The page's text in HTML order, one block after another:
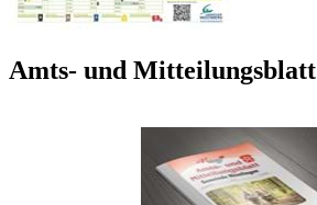
Amts- und Mitteilungsblatt